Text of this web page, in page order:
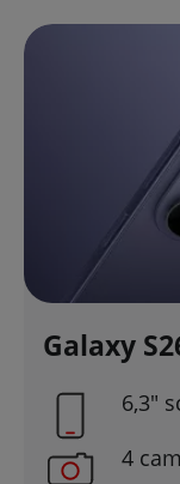
Galaxy
6,3"
4